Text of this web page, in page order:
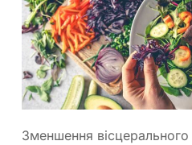
Зменшення